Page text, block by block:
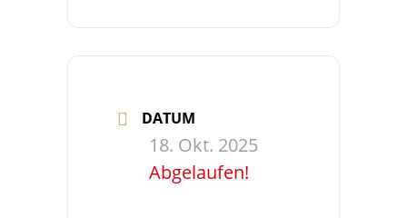
DATUM
18. Okt. 2025
Abgelaufen!